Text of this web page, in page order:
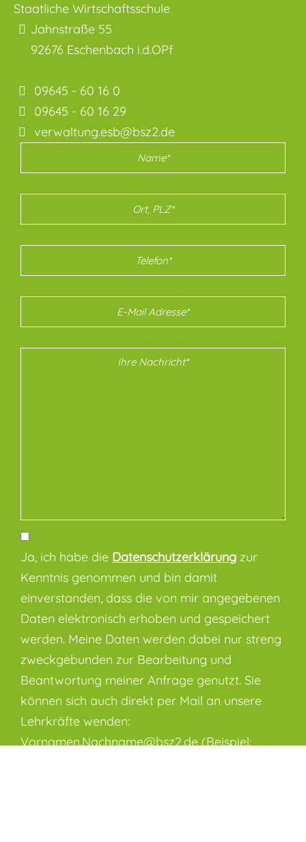
Staatliche Wirtschaftsschule
Jahnstraße 55
92676 Eschenbach i.d.OPf
09645 - 60 16 0
09645 - 60 16 29
verwaltung.esb@bsz2.de
Ja, ich habe die Datenschutzerklärung zur
Kenntnis genommen und bin damit
einverstanden, dass die von mir angegebenen
Daten elektronisch erhoben und gespeichert
werden. Meine Daten werden dabei nur streng
zweckgebunden zur Bearbeitung und
Beantwortung meiner Anfrage genutzt. Sie
können sich auch direkt per Mail an unsere
Lehrkräfte wenden:
Vornamen.Nachname@bsz2.de (Beispiel: